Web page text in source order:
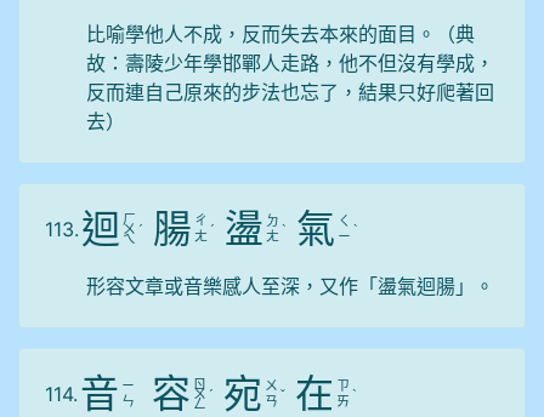
比喻學他人不成，反而失去本來的面目。（典
故：壽陵少年學邯鄲人走路，他不但沒有學成，
反而連自己原來的步法也忘了，結果只好爬著回
去）
113. 迴 ㄏ
ㄨ
ㄟ
ˊ 腸 ㄔ
ㄤ ˊ 盪 ㄉ
ㄤ ˋ 氣 ㄑ
ㄧ ˋ
形容文章或音樂感人至深，又作「盪氣迴腸」。
114. 音 ㄧ
ㄣ
容 ㄖ
ㄨ
ㄥ
ˊ 宛 ㄨ
ㄢ ˇ 在 ㄗ
ㄞ ˋ